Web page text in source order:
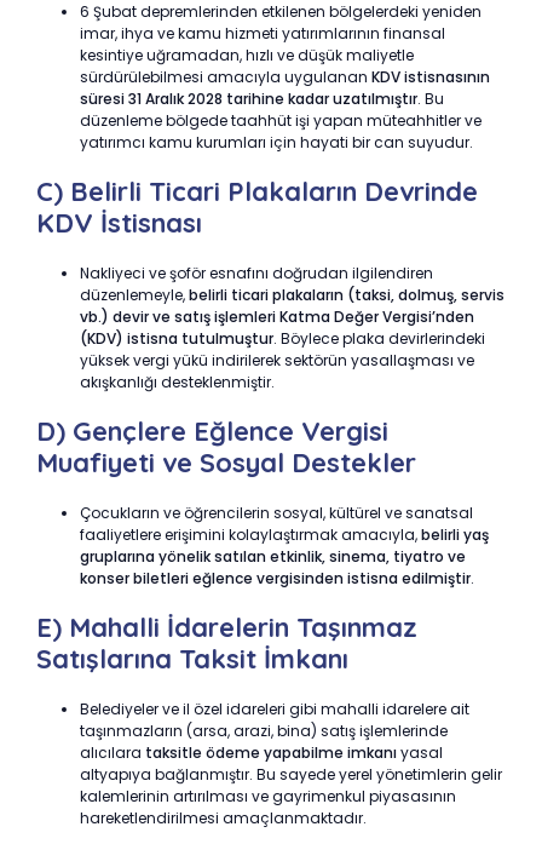
6 Şubat depremlerinden etkilenen bölgelerdeki yeniden
imar, ihya ve kamu hizmeti yatırımlarının finansal
kesintiye uğramadan, hızlı ve düşük maliyetle
sürdürülebilmesi amacıyla uygulanan KDV istisnasının
süresi 31 Aralık 2028 tarihine kadar uzatılmıştır. Bu
düzenleme bölgede taahhüt işi yapan müteahhitler ve
yatırımcı kamu kurumları için hayati bir can suyudur.
C) Belirli Ticari Plakaların Devrinde
KDV İstisnası
Nakliyeci ve şoför esnafını doğrudan ilgilendiren
düzenlemeyle,belirli ticari plakaların (taksi, dolmuş, servis
vb.) devir ve satış işlemleri Katma Değer Vergisi’nden
(KDV) istisna tutulmuştur. Böylece plaka devirlerindeki
yüksek vergi yükü indirilerek sektörün yasallaşması ve
akışkanlığı desteklenmiştir.
D) Gençlere Eğlence Vergisi
Muafiyeti ve Sosyal Destekler
Çocukların ve öğrencilerin sosyal, kültürel ve sanatsal
faaliyetlere erişimini kolaylaştırmak amacıyla,belirli yaş
gruplarına yönelik satılan etkinlik, sinema, tiyatro ve
konser biletleri eğlence vergisinden istisna edilmiştir.
E) Mahalli İdarelerin Taşınmaz
Satışlarına Taksit İmkanı
Belediyeler ve il özel idareleri gibi mahalli idarelere ait
taşınmazların (arsa, arazi, bina) satış işlemlerinde
alıcılara taksitle ödeme yapabilme imkanıyasal
altyapıya bağlanmıştır. Bu sayede yerel yönetimlerin gelir
kalemlerinin artırılması ve gayrimenkul piyasasının
hareketlendirilmesi amaçlanmaktadır.